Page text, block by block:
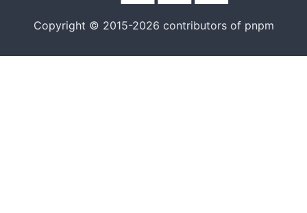
Copyright © 2015-2026 contributors of pnpm